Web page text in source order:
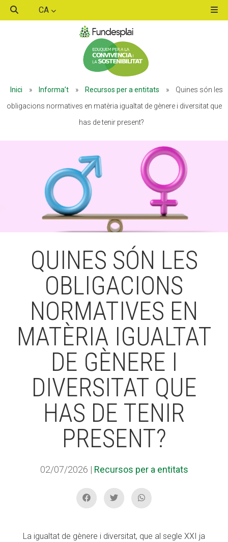
CA
Inici » Informa’t » Recursos per a entitats »
Quines són les
obligacions normatives en matèria igualtat de gènere i diversitat que
has de tenir present?
QUINES SÓN LES
OBLIGACIONS
NORMATIVES EN
MATÈRIA IGUALTAT
DE GÈNERE I
DIVERSITAT QUE
HAS DE TENIR
PRESENT?
02/07/2026 | Recursos per a entitats
La igualtat de gènere i diversitat, que al segle XXI ja
ACTIVITATS D'ESTIU
MÓN ESCOLAR
ALBERG CENTRE ESPLAI
FORMACIÓ
CASES DE COLÒNIES
ACCIÓ SOCIAL I JOVES
ESPLAIS
SUPORT TERCER SECTOR
CONEIX FUNDESPLAI
Missió i valors